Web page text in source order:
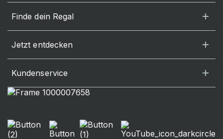
Finde dein Regal
Jetzt entdecken
Kundenservice